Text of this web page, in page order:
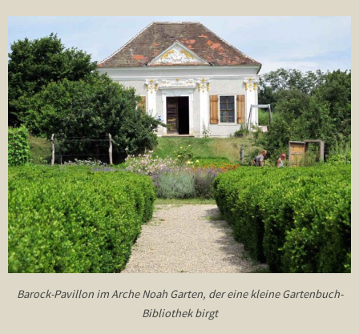
Barock-Pavillon im Arche Noah Garten, der eine kleine Gartenbuch-
Bibliothek birgt